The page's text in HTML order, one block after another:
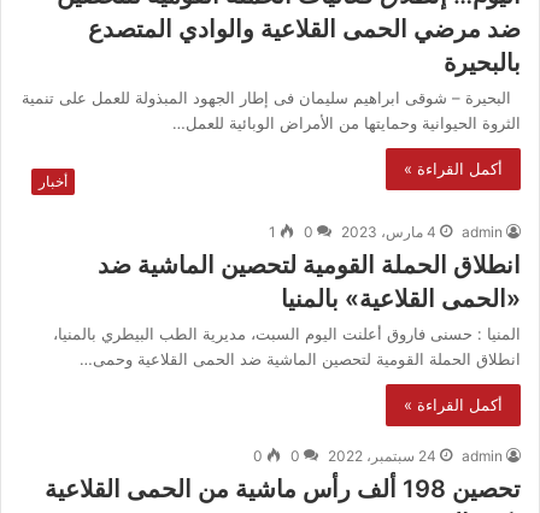
ضد مرضي الحمى القلاعية والوادي المتصدع
بالبحيرة
البحيرة – شوقى ابراهيم سليمان فى إطار الجهود المبذولة للعمل على تنمية
الثروة الحيوانية وحمايتها من الأمراض الوبائية للعمل…
أكمل القراءة »
أخبار
admin 4 مارس، 2023 0
1
انطلاق الحملة القومية لتحصين الماشية ضد
«الحمى القلاعية» بالمنيا
المنيا : حسنى فاروق أعلنت اليوم السبت، مديرية الطب البيطري بالمنيا،
انطلاق الحملة القومية لتحصين الماشية ضد الحمى القلاعية وحمى…
أكمل القراءة »
admin 24 سبتمبر، 2022 0
0
تحصين 198 ألف رأس ماشية من الحمى القلاعية